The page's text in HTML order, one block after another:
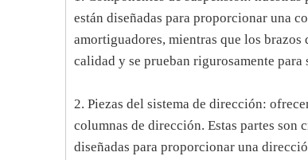
están diseñadas para proporcionar una
amortiguadores, mientras que los
calidad y se prueban rigurosamente
2. Piezas del sistema de dirección:
columnas de dirección. Estas partes
diseñadas para proporcionar una